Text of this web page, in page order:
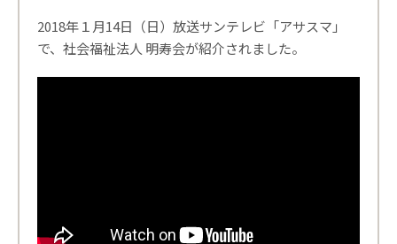
2018年１月14日（日）放送サンテレビ「アサスマ」
で、社会福祉法人 明寿会が紹介されました。